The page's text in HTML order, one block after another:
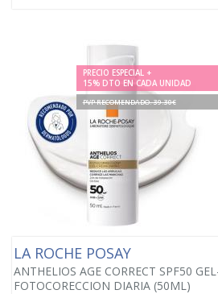
PRECIO ESPECIAL +
15% DTO EN CADA UNIDAD
PVP RECOMENDADO. 39.30€
LA ROCHE POSAY
ANTHELIOS AGE CORRECT SPF50
FOTOCORECCION DIARIA (50ML)